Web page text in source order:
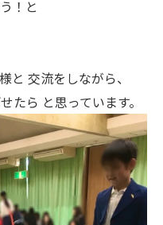
！と
と 交流をしながら、
たら と思っています。